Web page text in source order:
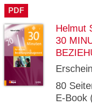
PDF
Helmut
30
80
E-Book